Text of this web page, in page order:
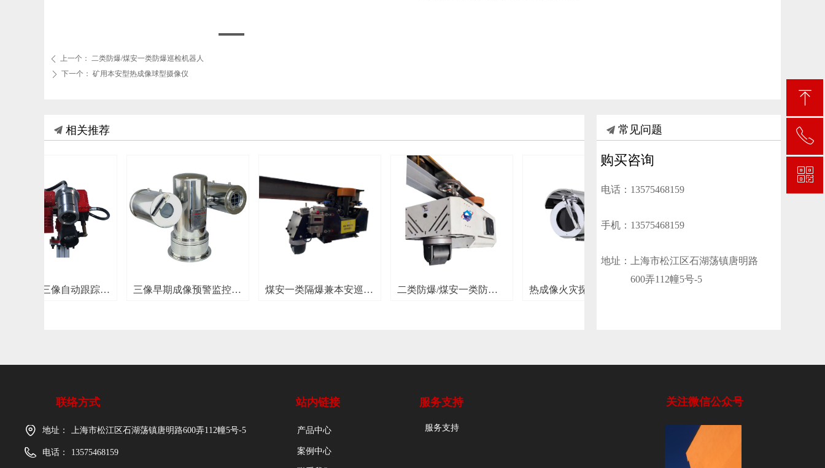
ꄴ 上一个： 二类防爆/煤安一类防爆巡检机器人
ꄲ 下一个： 矿用本安型热成像球型摄像仪
相关推荐
끔
期AI三像自动跟踪定
三像早期成像预警监控装
煤安一类隔爆兼本安巡检
二类防爆/煤安一类防爆
热成像火灾探测器
常见问题
끔
购买咨询
电话： 13575468159
手机： 13575468159
地址：
上海市松江区石湖荡镇唐明路
600弄112幢5号-5
地址： 上海市松江区石湖荡镇唐明路600弄112幢5号-5
电话： 13575468159
联络方式 站内链接 服务支持 关注微信公众号
产品中心
案例中心
服务支持
ꁸ
回到顶部
ꂅ
13575468159
ꀥ